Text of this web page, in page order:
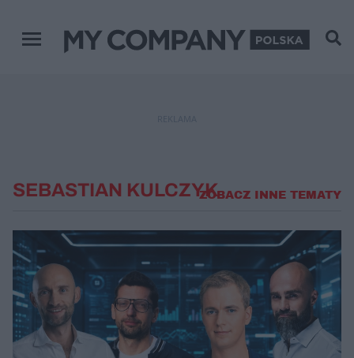
Menu główne
SEBASTIAN KULCZYKZOBACZ INNE TEMATY